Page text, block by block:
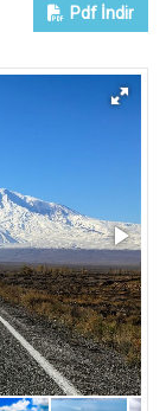
Pdf İndir